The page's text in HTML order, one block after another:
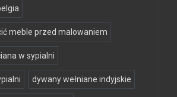
meble przed malowaniem
w sypialni
dywany wełniane indyjskie